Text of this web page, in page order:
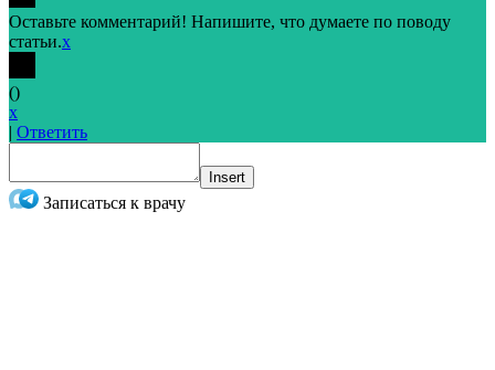
Оставьте комментарий! Напишите, что думаете по поводу
статьи.x
()
x
| Ответить
Insert
Записаться к врачу